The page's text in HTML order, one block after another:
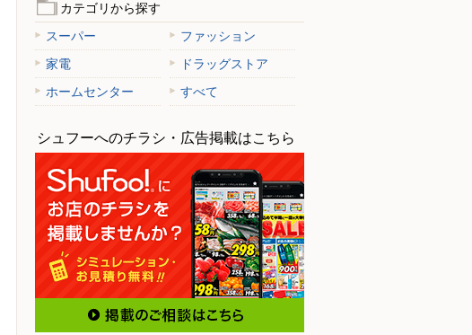
カテゴリから探す
スーパー
ファッション
家電
ドラッグストア
ホームセンター
すべて
シュフーへのチラシ・広告掲載はこちら